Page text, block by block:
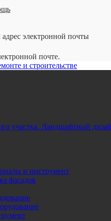
электронной почты
почте.
и строительстве
участка. Ландшафтный
и инструмент
фасадов